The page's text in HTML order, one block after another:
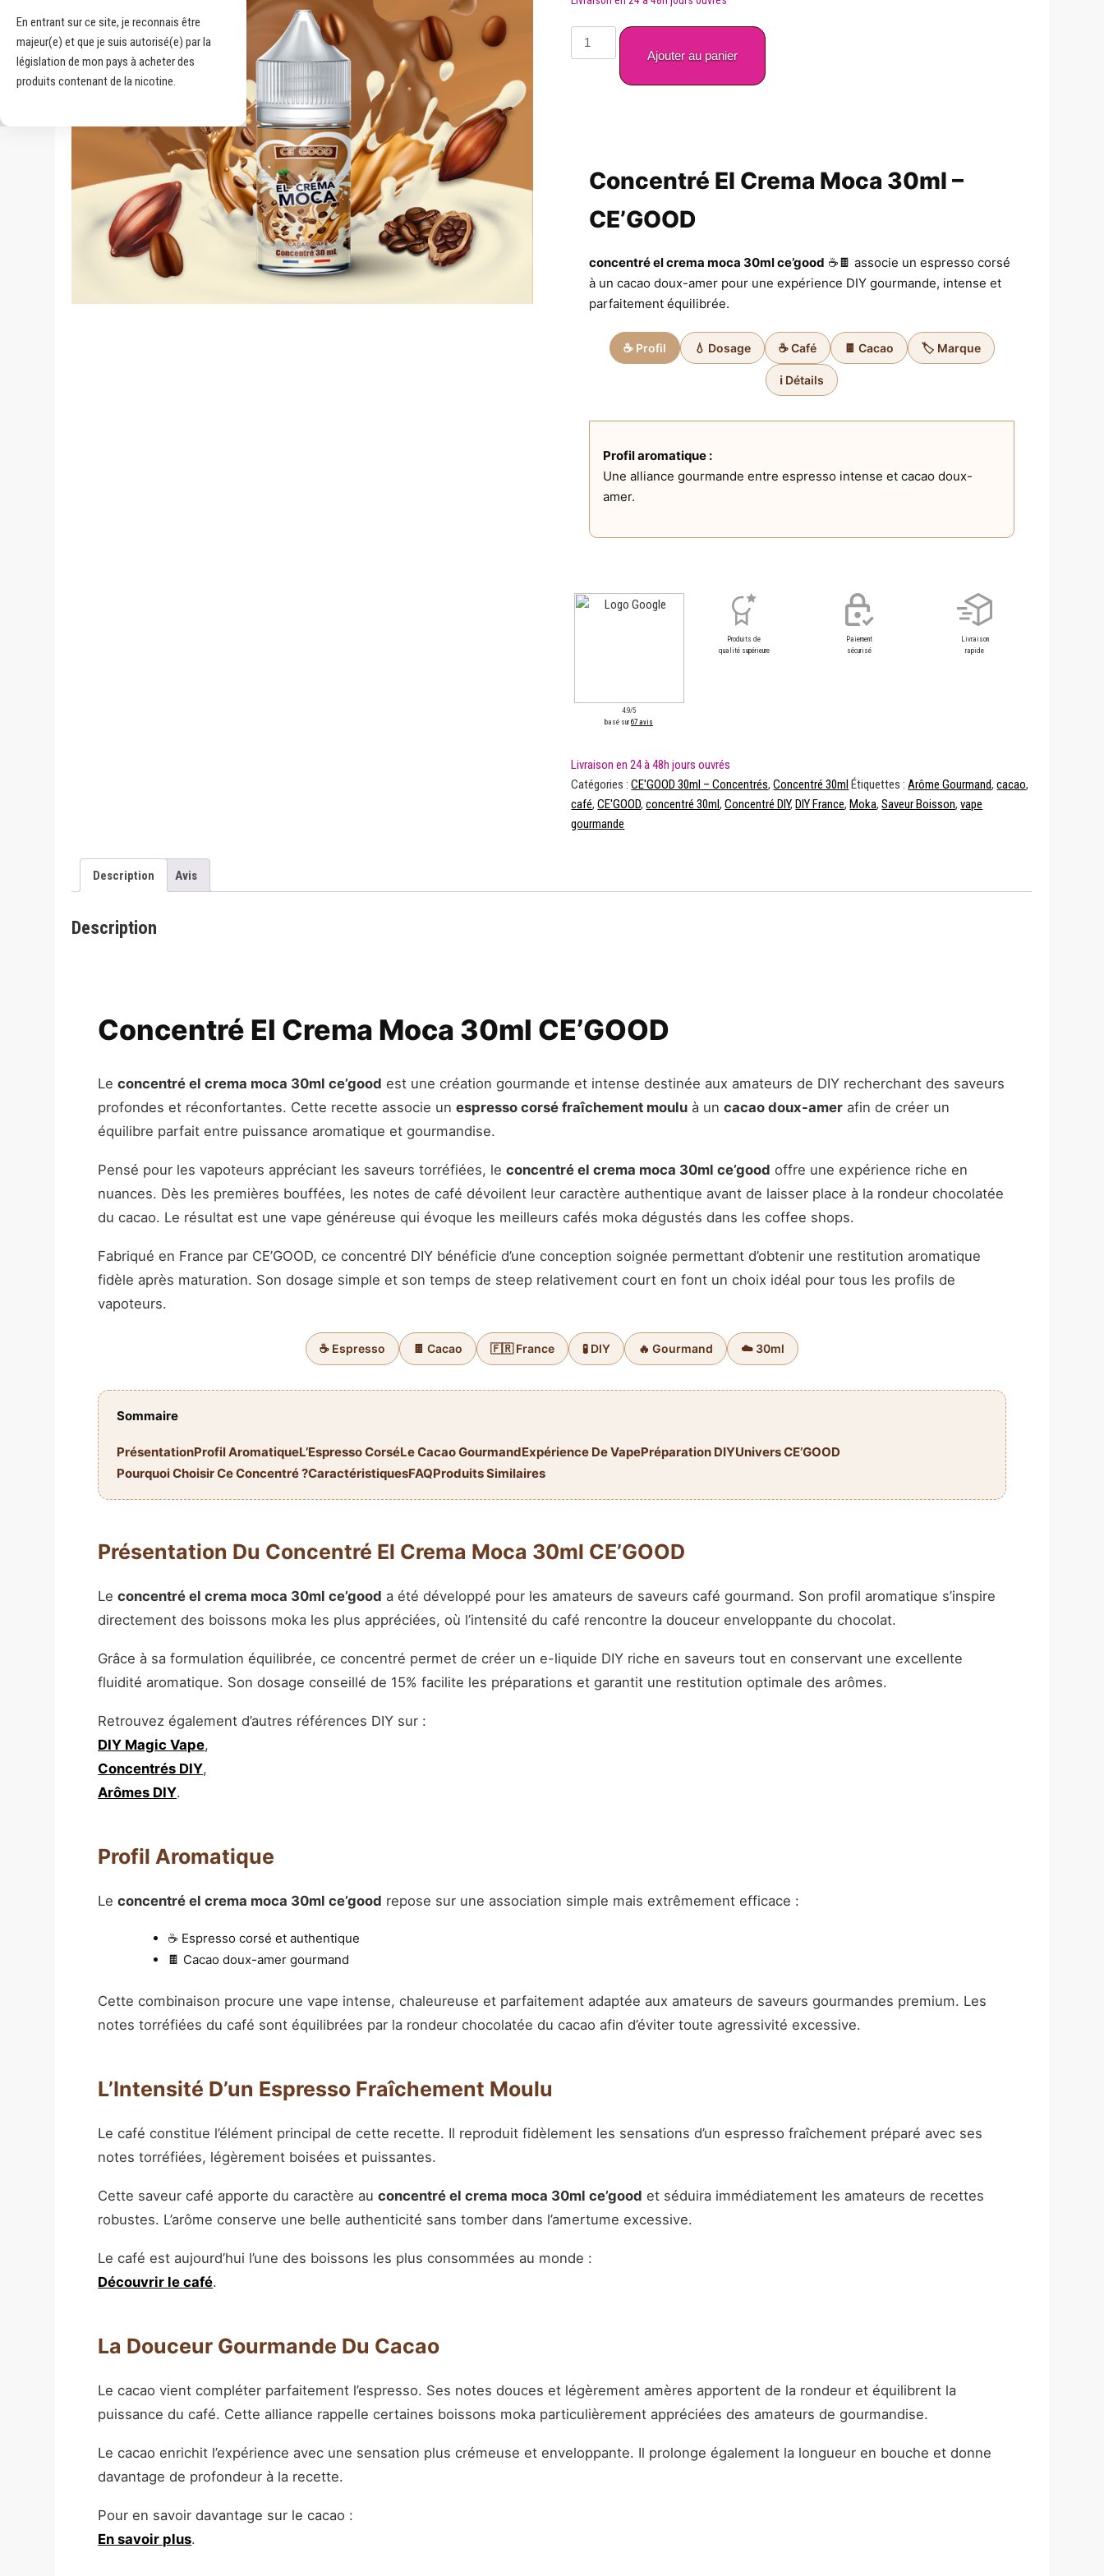
En entrant sur ce site, je reconnais être
majeur(e) et que je suis autorisé(e) par la
législation de mon pays à acheter des
produits contenant de la nicotine.
Concentré El Crema Moca 30ml –
CE’GOOD
concentré el crema moca 30ml ce’good ☕🍫 associe un espresso corsé
à un cacao doux-amer pour une expérience DIY gourmande, intense et
parfaitement équilibrée.
☕ Profil 💧 Dosage ☕ Café 🍫 Cacao 🏷️ Marque
ℹ️ Détails
Profil aromatique :
Une alliance gourmande entre espresso intense et cacao doux-
amer.
4.9/5
basé sur67 avis
Produits de
qualité supérieure
Paiement
sécurisé
Livraison
rapide
quantité
de
Concentré
CE'GOOD
Ajouter au panier
Catégories :CE'GOOD 30ml – Concentrés,Concentré 30ml Étiquettes :Arôme Gourmand,cacao,
café,CE'GOOD,concentré 30ml,Concentré DIY, DIY France, Moka,Saveur Boisson,vape
gourmande
Description Avis
Description
Concentré El Crema Moca 30ml CE’GOOD
Leconcentré el crema moca 30ml ce’good est une création gourmande et intense destinée aux amateurs de DIY recherchant des saveurs
profondes et réconfortantes. Cette recette associe unespresso corsé fraîchement moulu à uncacao doux-amer afin de créer un
équilibre parfait entre puissance aromatique et gourmandise.
Pensé pour les vapoteurs appréciant les saveurs torréfiées, leconcentré el crema moca 30ml ce’good offre une expérience riche en
nuances. Dès les premières bouffées, les notes de café dévoilent leur caractère authentique avant de laisser place à la rondeur chocolatée
du cacao. Le résultat est une vape généreuse qui évoque les meilleurs cafés moka dégustés dans les coffee shops.
Fabriqué en France par CE’GOOD, ce concentré DIY bénéficie d’une conception soignée permettant d’obtenir une restitution aromatique
fidèle après maturation. Son dosage simple et son temps de steep relativement court en font un choix idéal pour tous les profils de
vapoteurs.
☕ Espresso 🍫 Cacao 🇫🇷 France 🧪 DIY 🔥 Gourmand ☁️ 30ml
Sommaire
PrésentationProfil AromatiqueL’Espresso CorséLe Cacao GourmandExpérience De VapePréparation DIYUnivers CE’GOOD
Pourquoi Choisir Ce Concentré ?CaractéristiquesFAQProduits Similaires
Présentation Du Concentré El Crema Moca 30ml CE’GOOD
Leconcentré el crema moca 30ml ce’good a été développé pour les amateurs de saveurs café gourmand. Son profil aromatique s’inspire
directement des boissons moka les plus appréciées, où l’intensité du café rencontre la douceur enveloppante du chocolat.
Grâce à sa formulation équilibrée, ce concentré permet de créer un e-liquide DIY riche en saveurs tout en conservant une excellente
fluidité aromatique. Son dosage conseillé de 15% facilite les préparations et garantit une restitution optimale des arômes.
Retrouvez également d’autres références DIY sur :
DIY Magic Vape,
Concentrés DIY,
Arômes DIY.
Profil Aromatique
Leconcentré el crema moca 30ml ce’good repose sur une association simple mais extrêmement efficace :
☕ Espresso corsé et authentique
🍫 Cacao doux-amer gourmand
Cette combinaison procure une vape intense, chaleureuse et parfaitement adaptée aux amateurs de saveurs gourmandes premium. Les
notes torréfiées du café sont équilibrées par la rondeur chocolatée du cacao afin d’éviter toute agressivité excessive.
L’Intensité D’un Espresso Fraîchement Moulu
Le café constitue l’élément principal de cette recette. Il reproduit fidèlement les sensations d’un espresso fraîchement préparé avec ses
notes torréfiées, légèrement boisées et puissantes.
Cette saveur café apporte du caractère auconcentré el crema moca 30ml ce’good et séduira immédiatement les amateurs de recettes
robustes. L’arôme conserve une belle authenticité sans tomber dans l’amertume excessive.
Le café est aujourd’hui l’une des boissons les plus consommées au monde :
Découvrir le café.
La Douceur Gourmande Du Cacao
Le cacao vient compléter parfaitement l’espresso. Ses notes douces et légèrement amères apportent de la rondeur et équilibrent la
puissance du café. Cette alliance rappelle certaines boissons moka particulièrement appréciées des amateurs de gourmandise.
Le cacao enrichit l’expérience avec une sensation plus crémeuse et enveloppante. Il prolonge également la longueur en bouche et donne
davantage de profondeur à la recette.
Pour en savoir davantage sur le cacao :
En savoir plus.